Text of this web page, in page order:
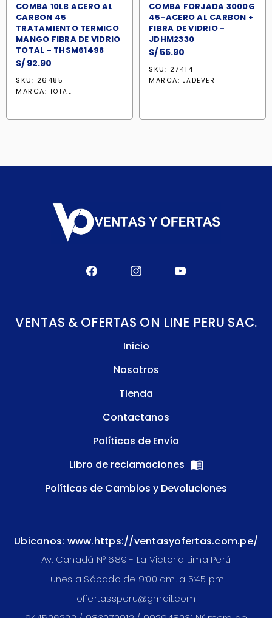
COMBA 10LB ACERO AL
CARBON 45
TRATAMIENTO TERMICO
MANGO FIBRA DE VIDRIO
TOTAL - THSM61498
S/ 92.90
SKU: 26485
MARCA: TOTAL
COMBA FORJADA 3000G
45-ACERO AL CARBON +
FIBRA DE VIDRIO -
JDHM2330
S/ 55.90
SKU: 27414
MARCA: JADEVER
VENTAS & OFERTAS ON LINE PERU SAC.
Inicio
Nosotros
Tienda
Contactanos
Políticas de Envío
Libro de reclamaciones
Políticas de Cambios y Devoluciones
Ubicanos: www.https://ventasyofertas.com.pe/
Av. Canadá N° 689 - La Victoria Lima Perú
Lunes a Sábado de 9:00 am. a 5:45 pm.
offertassperu@gmail.com